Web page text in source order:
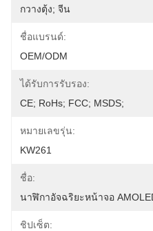
กวางตุ้ง; จีน
ชื่อแบรนด์:
OEM/ODM
ได้รับการรับรอง:
CE; RoHs; FCC; MSDS;
หมายเลขรุ่น:
KW261
ชื่อ:
นาฬิกาอัจฉริยะหน้าจอ
ชิปเซ็ต: